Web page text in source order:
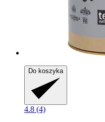
Do koszyka
4.8 (4)